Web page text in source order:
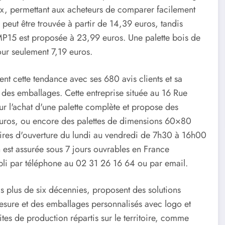
permettant aux acheteurs de comparer facilement
être trouvée à partir de 14,39 euros, tandis
est proposée à 23,99 euros. Une palette bois de
seulement 7,19 euros.
cette tendance avec ses 680 avis clients et sa
emballages. Cette entreprise située au 16 Rue
l'achat d'une palette complète et propose des
ou encore des palettes de dimensions 60×80
d'ouverture du lundi au vendredi de 7h30 à 16h00
assurée sous 7 jours ouvrables en France
par téléphone au 02 31 26 16 64 ou par email.
plus de six décennies, proposent des solutions
et des emballages personnalisés avec logo et
de production répartis sur le territoire, comme